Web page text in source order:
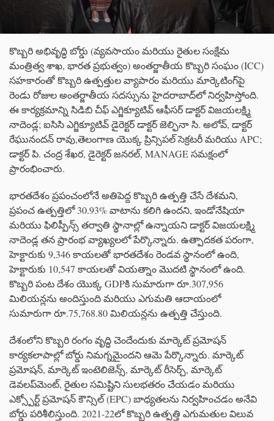
కొబ్బరి అభివృద్ధి బోర్డు (వ్యవసాయం మరియు రైతుల సంక్షేమ
మంత్రిత్వ శాఖ, భారత ప్రభుత్వం) అంతర్జాతీయ కొబ్బరి సంఘం (ICC)
సహకారంతో కొబ్బరి ఉత్పత్తుల వ్యాపారం మరియు మార్కెటింగ్‌పై
రెండు రోజుల అంతర్జాతీయ సదస్సును హైదరాబాద్‌లో నిర్వహిస్తోంది.
ఈ కార్యక్రమాన్ని సిడిబి చీఫ్ ఎగ్జిక్యూటివ్ ఆఫీసర్ డాక్టర్ విజయలక్ష్మి
నాదెండ్ల; ఐసిసి ఎగ్జిక్యూటివ్ డైరెక్టర్ డాక్టర్ జెల్ఫినా సి. అలోవ్, డాక్టర్
రేఘునందన్ రావు,తెలంగాణ యొక్క ప్రిన్సిపల్ సెక్రటరీ మరియు APC;
డాక్టర్ పి. చంద్ర శేఖర, డైరెక్టర్ జనరల్, MANAGE సమక్షంలో
ప్రారంభించారు.
భారతదేశం ప్రపంచంలోనే అతిపెద్ద కొబ్బరి ఉత్పత్తి చేసే దేశమని,
ప్రపంచ ఉత్పత్తిలో 30.93% వాటాను కలిగి ఉందని, ఇండోనేషియా
మరియు ఫిలిప్పీన్స్ తర్వాతి స్థానాల్లో ఉన్నాయని డాక్టర్ విజయలక్ష్మి
నాదెండ్ల తన ప్రారంభ వ్యాఖ్యలలో పేర్కొన్నారు. ఉత్పాదకత పరంగా,
హెక్టారుకు 9,346 కాయలతో భారతదేశం రెండవ స్థానంలో ఉంది,
హెక్టారుకు 10,547 కాయలతో వియత్నాం మొదటి స్థానంలో ఉంది.
కొబ్బరి పంట దేశం యొక్క GDPకి సుమారుగా రూ.307,956
మిలియన్లను అందిస్తుంది మరియు ఎగుమతి ఆదాయంలో
సుమారుగా రూ.75,768.80 మిలియన్లను ఉత్పత్తి చేస్తుంది.
దేశంలోని కొబ్బరి రంగం వృద్ధి చెందేందుకు మార్కెట్ ప్రమోషన్
కార్యకలాపాల్లో బోర్డు నిమగ్నమైందని ఆమె పేర్కొన్నారు. మార్కెట్
ప్రమోషన్, మార్కెట్ ఇంటెలిజెన్స్, మార్కెట్ రీసెర్చ్, మార్కెట్
డెవలప్‌మెంట్, రైతుల సమిష్టిని సులభతరం చేయడం మరియు
ఎక్స్పోర్ట్ ప్రమోషన్ కౌన్సిల్ (EPC) బాధ్యతలను నిర్వహించడం అనేవి
బోర్డు పరిశీలిస్తుంది. 2021-22లో కొబ్బరి ఉత్పత్తి ఎగుమతుల విలువ